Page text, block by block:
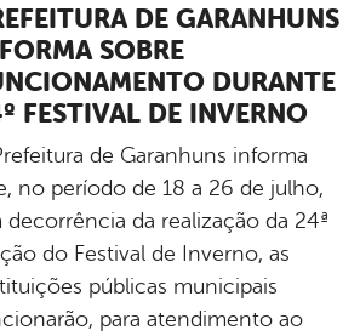
DE GARANHUNS
SOBRE
DURANTE
FESTIVAL DE INVERNO
de Garanhuns informa
no período de 18 a 26 de julho,
decorrência da realização da 24ª
do Festival de Inverno, as
públicas municipais
para atendimento ao